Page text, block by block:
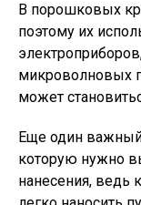
В порошковых
поэтому их
микроволновых
может
Еще один важный
которую нужно
нанесения, ведь